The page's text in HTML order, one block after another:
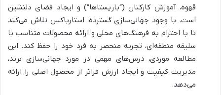
قهوه، آموزش کارکنان (“باریستاها”) و ایجاد فضای دلنشین
است. با وجود جهانی‌سازی گسترده، استارباکس تلاش می‌کند
تا با احترام به فرهنگ‌های محلی و ارائه محصولات متناسب با
سلیقه منطقه‌ای، تجربه منحصر به فرد خود را حفظ کند. این
مطالعه موردی، درس‌های مهمی در مورد جهانی‌سازی برند،
مدیریت کیفیت و ایجاد ارزش فراتر از محصول اصلی را ارائه
می‌دهد.